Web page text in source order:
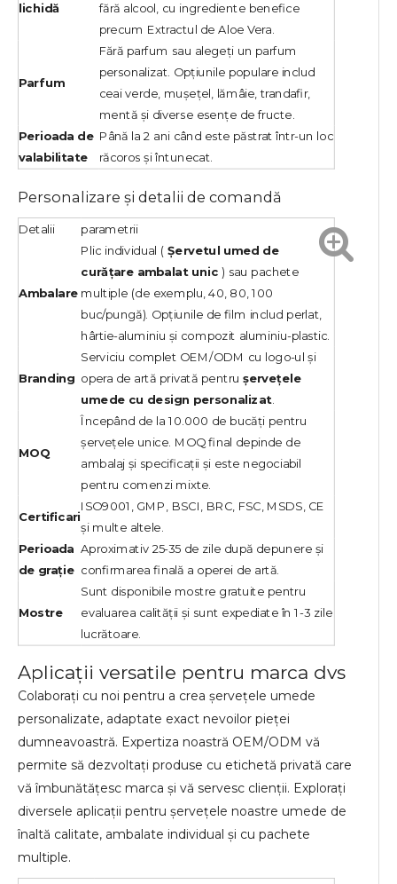
lichidă fără alcool, cu ingrediente benefice
precum Extractul de Aloe Vera.
Parfum
Fără parfum sau alegeți un parfum
personalizat. Opțiunile populare includ
ceai verde, mușețel, lămâie, trandafir,
mentă și diverse esențe de fructe.
Perioada de
valabilitate
Până la 2 ani când este păstrat într-un loc
răcoros și întunecat.
Personalizare și detalii de comandă
Detalii parametrii
Ambalare
Plic individual (Șervetul umed de
curățare ambalat unic) sau pachete
multiple (de exemplu, 40, 80, 100
buc/pungă). Opțiunile de film includ perlat,
hârtie-aluminiu și compozit aluminiu-plastic.
Branding
Serviciu complet OEM/ODM cu logo-ul și
opera de artă privată pentrușervețele
umede cu design personalizat
MOQ
Începând de la 10.000 de bucăți pentru
șervețele unice. MOQ final depinde de
ambalaj și specificații și este negociabil
pentru comenzi mixte.
Certificari
ISO9001, GMP, BSCI, BRC, FSC, MSDS, CE
și multe altele.
Perioada
de graţie
Aproximativ 25-35 de zile după depunere și
confirmarea finală a operei de artă.
Mostre
Sunt disponibile mostre gratuite pentru
evaluarea calității și sunt expediate în 1-3 zile
lucrătoare.
Aplicații versatile pentru marca dvs
Colaborați cu noi pentru a crea șervețele umede
personalizate, adaptate exact nevoilor pieței
dumneavoastră. Expertiza noastră OEM/ODM vă
permite să dezvoltați produse cu etichetă privată care
vă îmbunătățesc marca și vă servesc clienții. Explorați
diversele aplicații pentru șervețele noastre umede de
înaltă calitate, ambalate individual și cu pachete
multiple.